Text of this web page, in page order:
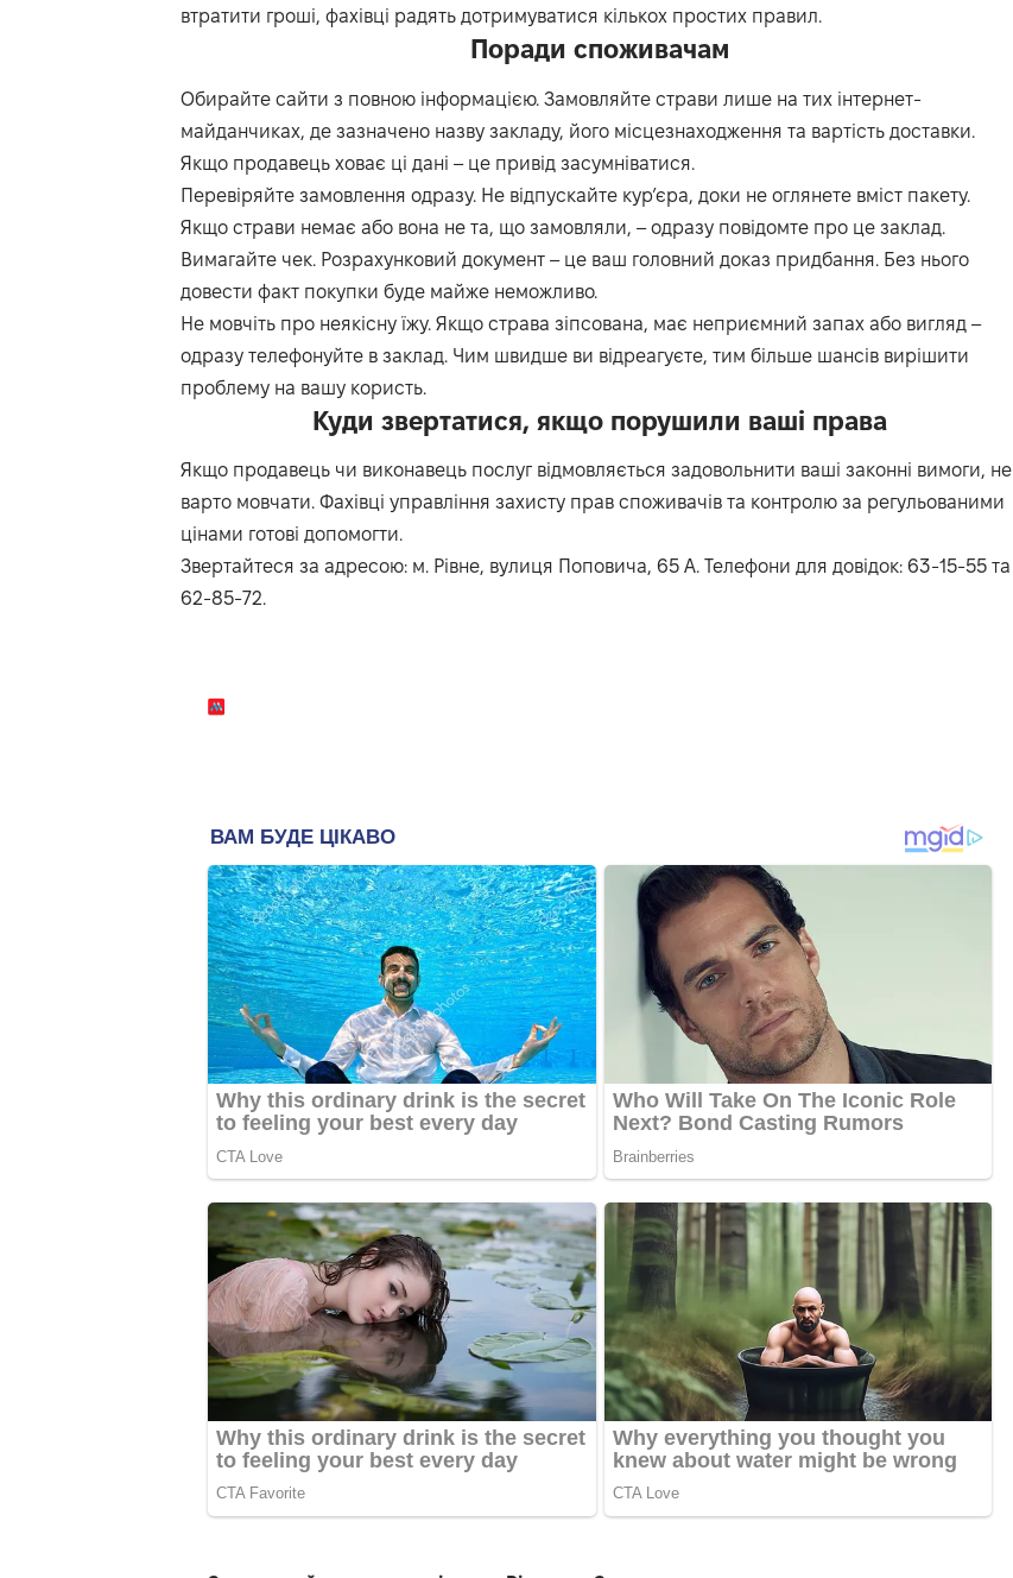
втратити гроші, фахівці радять дотримуватися кількох простих правил.
Поради споживачам
Обирайте сайти з повною інформацією. Замовляйте страви лише на тих інтернет-
майданчиках, де зазначено назву закладу, його місцезнаходження та вартість доставки.
Якщо продавець ховає ці дані – це привід засумніватися.
Перевіряйте замовлення одразу. Не відпускайте кур’єра, доки не оглянете вміст пакету.
Якщо страви немає або вона не та, що замовляли, – одразу повідомте про це заклад.
Вимагайте чек. Розрахунковий документ – це ваш головний доказ придбання. Без нього
довести факт покупки буде майже неможливо.
Не мовчіть про неякісну їжу. Якщо страва зіпсована, має неприємний запах або вигляд –
одразу телефонуйте в заклад. Чим швидше ви відреагуєте, тим більше шансів вирішити
проблему на вашу користь.
Куди звертатися, якщо порушили ваші права
Якщо продавець чи виконавець послуг відмовляється задовольнити ваші законні вимоги, не
варто мовчати. Фахівці управління захисту прав споживачів та контролю за регульованими
цінами готові допомогти.
Звертайтеся за адресою: м. Рівне, вулиця Поповича, 65 А. Телефони для довідок: 63-15-55 та
62-85-72.